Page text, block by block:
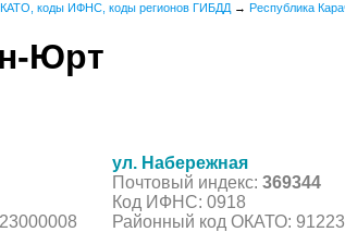
коды ИФНС, коды регионов ГИБДД → Республика
Юрт
ул. Набережная
Почтовый индекс: 369344
Код ИФНС: 0918
Районный код ОКАТО: